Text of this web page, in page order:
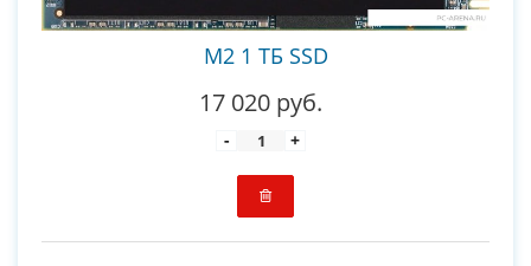
M2 1 ТБ SSD
17 020 руб.
- +